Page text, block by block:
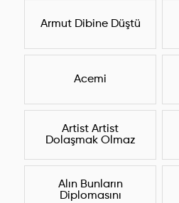
Armut Dibine Düştü
Acemi
Artist Artist
Dolaşmak Olmaz
Alın Bunların
Diplomasını